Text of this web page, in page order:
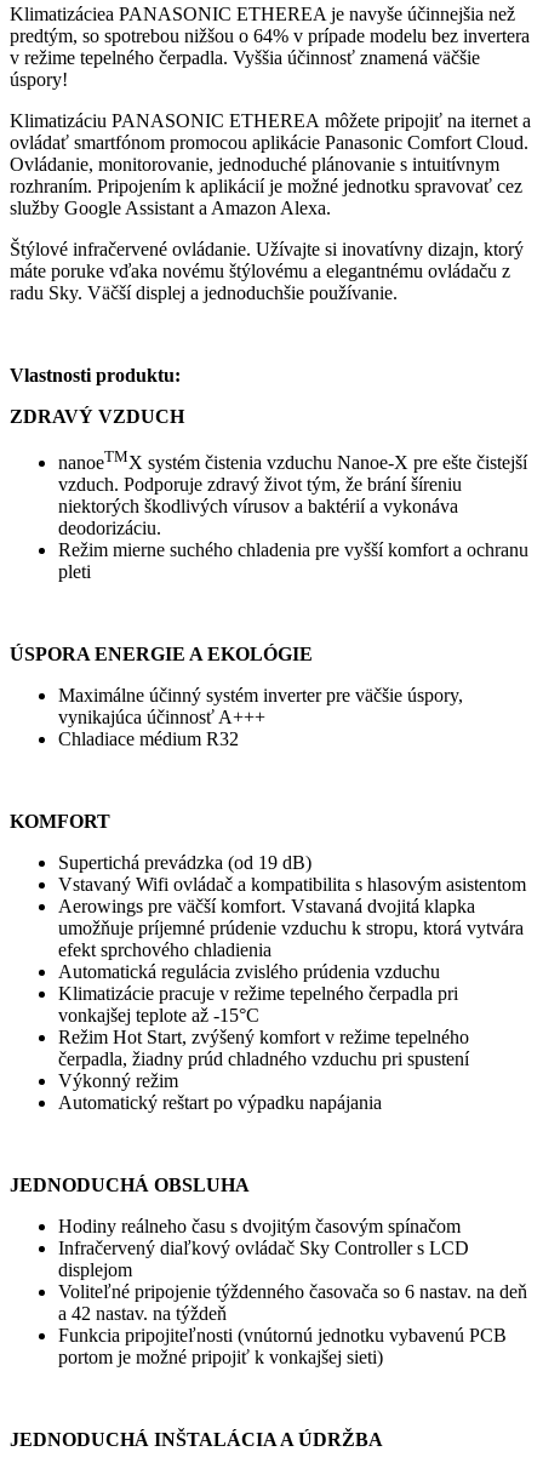
Klimatizáciea PANASONIC ETHEREA je navyše účinnejšia než
predtým, so spotrebou nižšou o 64% v prípade modelu bez invertera
v režime tepelného čerpadla. Vyššia účinnosť znamená väčšie
úspory!
Klimatizáciu PANASONIC ETHEREA môžete pripojiť na iternet a
ovládať smartfónom promocou aplikácie Panasonic Comfort Cloud.
Ovládanie, monitorovanie, jednoduché plánovanie s intuitívnym
rozhraním. Pripojením k aplikácií je možné jednotku spravovať cez
služby Google Assistant a Amazon Alexa.
Štýlové infračervené ovládanie. Užívajte si inovatívny dizajn, ktorý
máte poruke vďaka novému štýlovému a elegantnému ovládaču z
radu Sky. Väčší displej a jednoduchšie používanie.
Vlastnosti produktu:
ZDRAVÝ VZDUCH
nanoeTMX systém čistenia vzduchu Nanoe-X pre ešte čistejší
vzduch. Podporuje zdravý život tým, že brání šíreniu
niektorých škodlivých vírusov a baktérií a vykonáva
deodorizáciu.
Režim mierne suchého chladenia pre vyšší komfort a ochranu
pleti
ÚSPORA ENERGIE A EKOLÓGIE
Maximálne účinný systém inverter pre väčšie úspory,
vynikajúca účinnosť A+++
Chladiace médium R32
KOMFORT
Supertichá prevádzka (od 19 dB)
Vstavaný Wifi ovládač a kompatibilita s hlasovým asistentom
Aerowings pre väčší komfort. Vstavaná dvojitá klapka
umožňuje príjemné prúdenie vzduchu k stropu, ktorá vytvára
efekt sprchového chladienia
Automatická regulácia zvislého prúdenia vzduchu
Klimatizácie pracuje v režime tepelného čerpadla pri
vonkajšej teplote až -15°C
Režim Hot Start, zvýšený komfort v režime tepelného
čerpadla, žiadny prúd chladného vzduchu pri spustení
Výkonný režim
Automatický reštart po výpadku napájania
JEDNODUCHÁ OBSLUHA
Hodiny reálneho času s dvojitým časovým spínačom
Infračervený diaľkový ovládač Sky Controller s LCD
displejom
Voliteľné pripojenie týždenného časovača so 6 nastav. na deň
a 42 nastav. na týždeň
Funkcia pripojiteľnosti (vnútornú jednotku vybavenú PCB
portom je možné pripojiť k vonkajšej sieti)
JEDNODUCHÁ INŠTALÁCIA A ÚDRŽBA